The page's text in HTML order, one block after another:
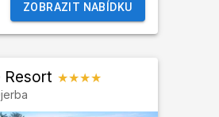
ZOBRAZIT NABÍDKU
Resort ★★★★